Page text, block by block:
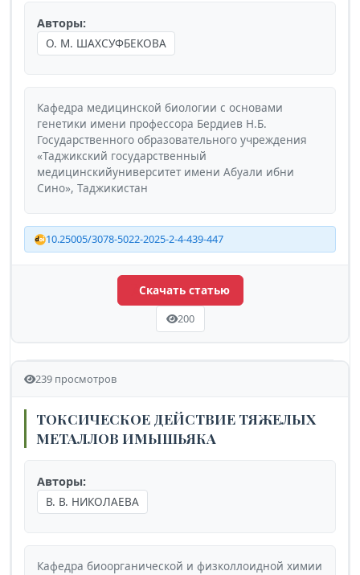
Авторы:
О. М. ШАХСУФБЕКОВА
Кафедра медицинской биологии с основами
генетики имени профессора Бердиев Н.Б.
Государственного образовательного учреждения
«Таджикский государственный
медицинскийуниверситет имени Абуали ибни
Сино», Таджикистан
10.25005/3078-5022-2025-2-4-439-447
Скачать статью
200
239 просмотров
ТОКСИЧЕСКОЕ ДЕЙСТВИЕ ТЯЖЕЛЫХ
МЕТАЛЛОВ ИМЫШЬЯКА
Авторы:
В. В. НИКОЛАЕВА
Кафедра биоорганической и физколлоидной химии